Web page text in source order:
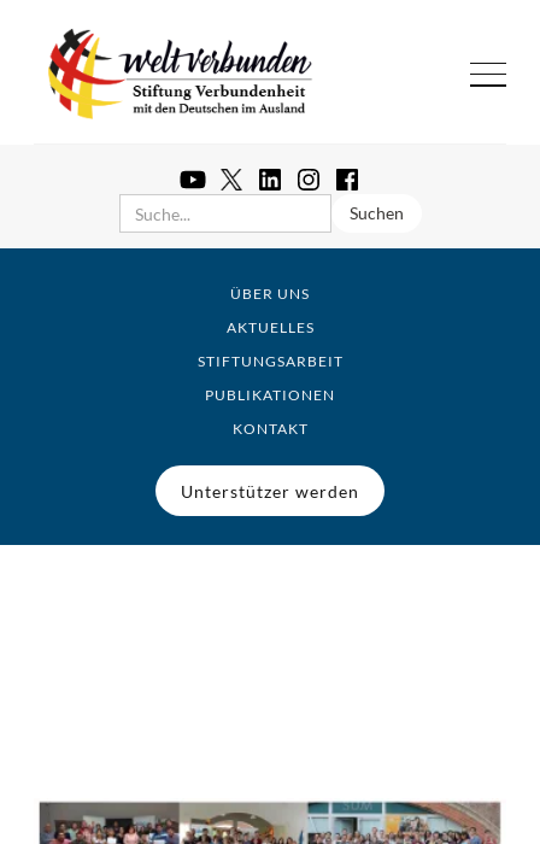
ÜBER UNS
AKTUELLES
STIFTUNGSARBEIT
PUBLIKATIONEN
KONTAKT
Unterstützer werden